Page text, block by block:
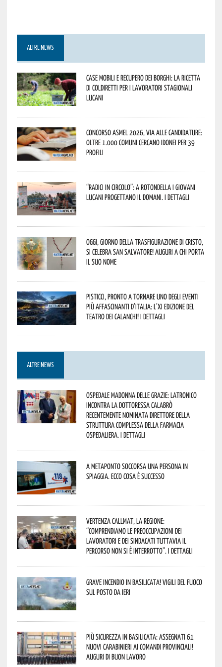
ALTRE NEWS
Case mobili e recupero dei borghi: la ricetta
di Coldiretti per i lavoratori stagionali
lucani
Concorso Asmel 2026, via alle candidature:
oltre 1.000 Comuni cercano idonei per 39
profili
“Radici in Circolo”: a Rotondella i giovani
lucani progettano il domani. I dettagli
Oggi, giorno della Trasfigurazione di Cristo,
si celebra San Salvatore! Auguri a chi porta
il suo nome
Pisticci, pronto a tornare uno degli eventi
più affascinanti d’Italia: l’XI edizione del
Teatro dei Calanchi! I dettagli
ALTRE NEWS
Ospedale Madonna delle Grazie: Latronico
incontra la dottoressa Calabrò
recentemente nominata Direttore della
Struttura Complessa della Farmacia
Ospedaliera. I dettagli
A Metaponto soccorsa una persona in
spiaggia. Ecco cosa è successo
Vertenza CallMat, la Regione:
“comprendiamo le preoccupazioni dei
lavoratori e dei sindacati tuttavia il
percorso non si è interrotto”. I dettagli
Grave incendio in Basilicata! Vigili del fuoco
sul posto da ieri
Più sicurezza in Basilicata: assegnati 61
nuovi Carabinieri ai Comandi provinciali!
Auguri di buon lavoro